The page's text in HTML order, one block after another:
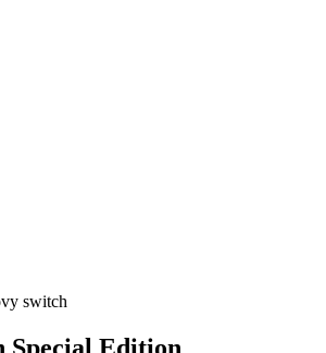
Special Edition